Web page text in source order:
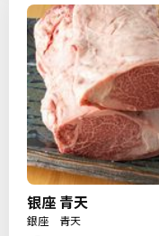
银座 青天
銀座 青天